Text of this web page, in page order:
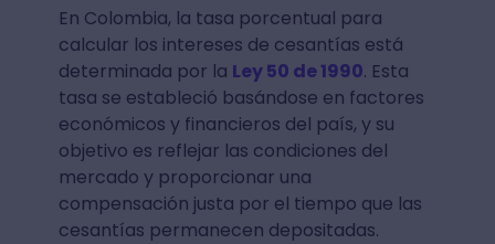
En Colombia, la tasa porcentual para
calcular los intereses de cesantías está
determinada por la Ley 50 de 1990. Esta
tasa se estableció basándose en factores
económicos y financieros del país, y su
objetivo es reflejar las condiciones del
mercado y proporcionar una
compensación justa por el tiempo que las
cesantías permanecen depositadas.